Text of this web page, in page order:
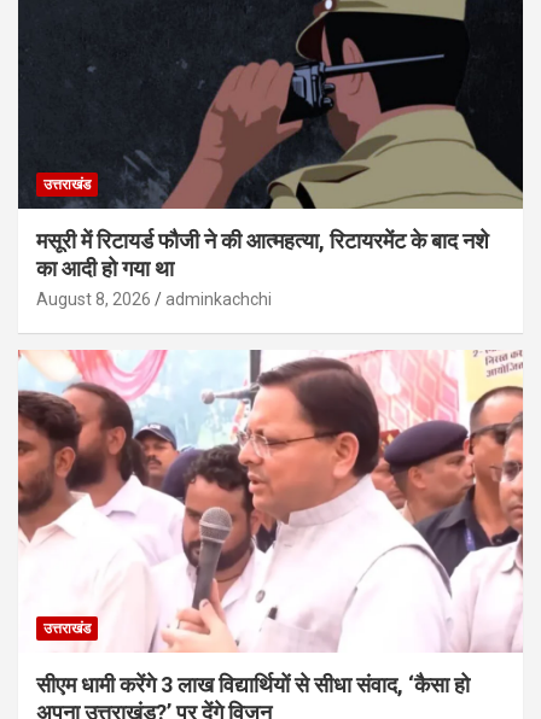
उत्तराखंड
मसूरी में रिटायर्ड फौजी ने की आत्महत्या, रिटायरमेंट के बाद नशे
का आदी हो गया था
August 8, 2026 adminkachchi
उत्तराखंड
सीएम धामी करेंगे 3 लाख विद्यार्थियों से सीधा संवाद, ‘कैसा हो
अपना उत्तराखंड?’ पर देंगे विजन